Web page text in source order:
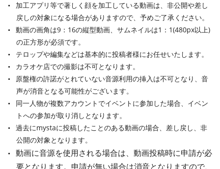
加工アプリ等で著しく顔を加工している動画は、非公開や差し
戻しの対象になる場合がありますので、予めご了承ください。
動画の画角は9：16の縦型動画、サムネイルは1：1(480px以上)
の正方形が必須です。
テロップや編集などは基本的に投稿者様にお任せいたします。
カラオケ店での撮影は不可となります。
原盤権の許諾がとれていない音源利用の挿入は不可となり、音
声が消音となる可能性がございます。
同一人物が複数アカウントでイベントに参加した場合、イベン
トへの参加が取り消しとなります。
過去にmystaに投稿したことのある動画の場合、差し戻し、非
公開の対象となります。
動画に音源を使用される場合は、動画投稿時に申請が必
要となります。申請が無い場合は消音となりますので、